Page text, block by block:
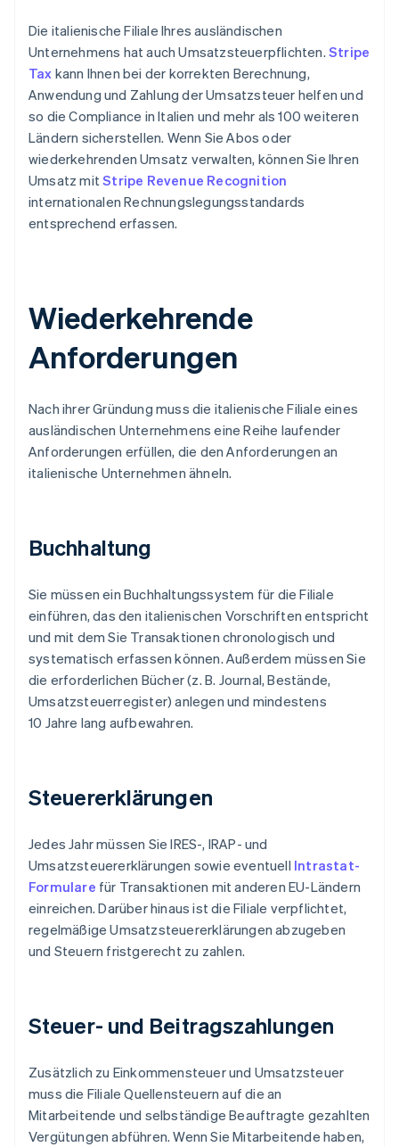
Die italienische Filiale Ihres ausländischen
Unternehmens hat auch Umsatzsteuerpflichten.Stripe
Tax kann Ihnen bei der korrekten Berechnung,
Anwendung und Zahlung der Umsatzsteuer helfen und
so die Compliance in Italien und mehr als 100 weiteren
Ländern sicherstellen. Wenn Sie Abos oder
wiederkehrenden Umsatz verwalten, können Sie Ihren
Umsatz mitStripe Revenue Recognition
internationalen Rechnungslegungsstandards
entsprechend erfassen.
Wiederkehrende
Anforderungen
Nach ihrer Gründung muss die italienische Filiale eines
ausländischen Unternehmens eine Reihe laufender
Anforderungen erfüllen, die den Anforderungen an
italienische Unternehmen ähneln.
Buchhaltung
Sie müssen ein Buchhaltungssystem für die Filiale
einführen, das den italienischen Vorschriften entspricht
und mit dem Sie Transaktionen chronologisch und
systematisch erfassen können. Außerdem müssen Sie
die erforderlichen Bücher (z. B. Journal, Bestände,
Umsatzsteuerregister) anlegen und mindestens
10 Jahre lang aufbewahren.
Steuererklärungen
Jedes Jahr müssen Sie IRES-, IRAP- und
Umsatzsteuererklärungen sowie eventuell Intrastat-
Formulare für Transaktionen mit anderen EU-Ländern
einreichen. Darüber hinaus ist die Filiale verpflichtet,
regelmäßige Umsatzsteuererklärungen abzugeben
und Steuern fristgerecht zu zahlen.
Steuer- und Beitragszahlungen
Zusätzlich zu Einkommensteuer und Umsatzsteuer
muss die Filiale Quellensteuern auf die an
Mitarbeitende und selbständige Beauftragte gezahlten
Vergütungen abführen. Wenn Sie Mitarbeitende haben,